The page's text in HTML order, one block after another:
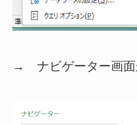
→ ナビゲーター画面